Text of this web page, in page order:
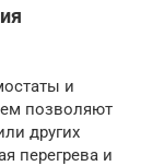
и
позволяют
других
перегрева и